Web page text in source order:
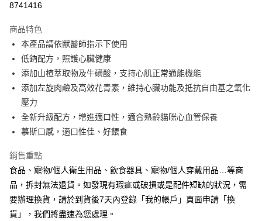
上海商業儲蓄銀行
臺灣中小企業銀行
匯豐（台灣）商業銀行
聯邦商業銀行
元大商業銀行
永豐商業銀行
玉山商業銀行
星展（台灣）商業銀行
台灣樂天信用卡公司
LINE Pay
Apple Pay
悠遊付
Google Pay
全盈+PAY
AFTEE先享後付
相關說明
AFTEE先享後付是「在收到商品之後才付款」的支付方式。 讓您購物簡單
便利好安心！
２．便利：只要手機號碼，簡訊認證，即可結帳。
３．安心：先確認商品／服務後，再付款。
ATM付款
運送方式
全家取貨付款
每筆NT$70，滿NT$999(含以上)免運費
8741416
商品特色
本產品請依獸醫師指示下使用
低鈉配方，照護心臟健康
添加山楂萃取物及牛磺酸，支持心肌正常通能機能
添加左旋肉鹼及高效花青素，維持心臟功能及抵抗自由基之氧化
壓力
全新升級配方，增進適口性，適合熟齡貓咪心血管保養
慕斯口感，適口性佳、好餵食
銷售重點
食品、寵物/個人衛生用品、飲食器具、寵物/個人穿戴用品…等商
品，拆封無法退貨。如發現有瑕疵或破損或是配件短缺的狀況，需
要辦理換貨，請於到貨後7天內登錄「我的帳戶」頁面申請「換
貨」，我們將盡速為您處理。